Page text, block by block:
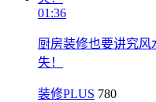
01:36
厨房装修也要讲究
失！
装修PLUS 780